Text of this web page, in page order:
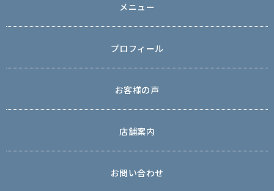
メニュー
プロフィール
お客様の声
店舗案内
お問い合わせ